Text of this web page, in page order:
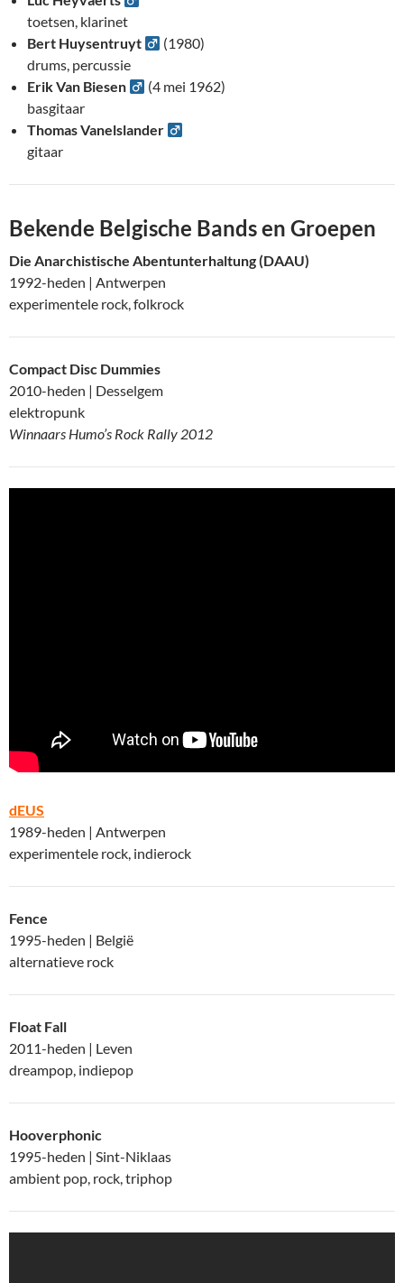
toetsen, klarinet
Bert Huysentruyt
(1980)
drums, percussie
Erik Van Biesen
(4 mei 1962)
basgitaar
Thomas Vanelslander
gitaar
Bekende Belgische Bands en Groepen
Die Anarchistische Abentunterhaltung (DAAU)
1992-heden | Antwerpen
experimentele rock, folkrock
Compact Disc Dummies
2010-heden | Desselgem
elektropunk
Winnaars Humo’s Rock Rally 2012
dEUS
1989-heden | Antwerpen
experimentele rock, indierock
Fence
1995-heden | België
alternatieve rock
Float Fall
2011-heden | Leven
dreampop, indiepop
Hooverphonic
1995-heden | Sint-Niklaas
ambient pop, rock, triphop